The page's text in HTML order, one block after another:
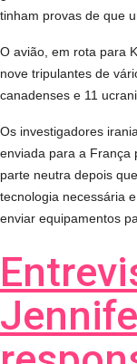
tinham provas de que
O avião, em rota para
nove tripulantes de
canadenses e 11
Os investigadores
enviada para a França
parte neutra depois
tecnologia necessária
enviar equipamentos